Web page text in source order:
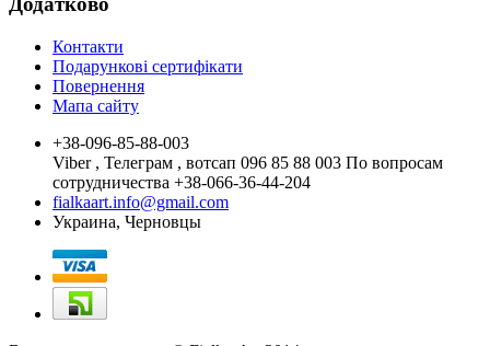
Контакти
Подарункові сертифікати
Повернення
Мапа сайту
+38-096-85-88-003
Viber , Телеграм , вотсап 096 85 88 003 По вопросам
сотрудничества +38-066-36-44-204
fialkaart.info@gmail.com
Украина, Черновцы